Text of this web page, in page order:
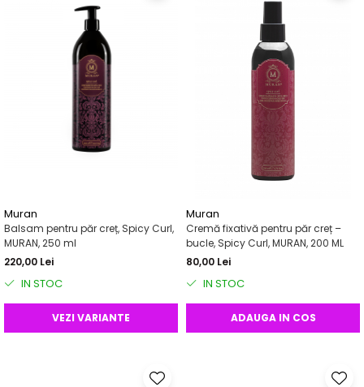
Muran
Balsam pentru păr creț, Spicy Curl,
MURAN, 250 ml
220,00 Lei
IN STOC
VEZI VARIANTE
Muran
Cremă fixativă pentru păr creț –
bucle, Spicy Curl, MURAN, 200 ML
80,00 Lei
IN STOC
ADAUGA IN COS